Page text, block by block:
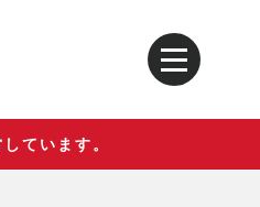
ています。